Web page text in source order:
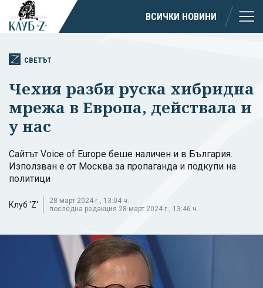
ВСИЧКИ НОВИНИ
СВЕТЪТ
Чехия разби руска хибридна
мрежа в Европа, действала и
у нас
Сайтът Voice of Europe беше наличен и в България.
Използван е от Москва за пропаганда и подкупи на
политици
Клуб 'Z'
28 март 2024 г., 13:04 ч.
последна редакция 28 март 2024 г., 13:46 ч.